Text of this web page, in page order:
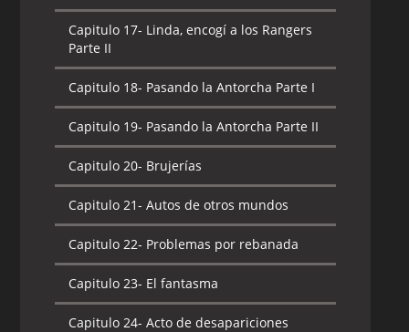
Capitulo 17- Linda, encogí a los Rangers
Parte II
Capitulo 18- Pasando la Antorcha Parte I
Capitulo 19- Pasando la Antorcha Parte II
Capitulo 20- Brujerías
Capitulo 21- Autos de otros mundos
Capitulo 22- Problemas por rebanada
Capitulo 23- El fantasma
Capitulo 24- Acto de desapariciones